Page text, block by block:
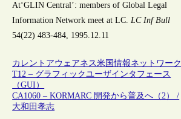
At‘GLIN Central’: members of Global Legal
Information Network meet at LC.LC Inf Bull
54(22) 483-484, 1995.12.11
カレントアウェアネス米国情報ネットワーク
T12 – グラフィックユーザインタフェース
（GUI）
CA1060 – KORMARC 開発から普及へ（2） /
大和田孝志